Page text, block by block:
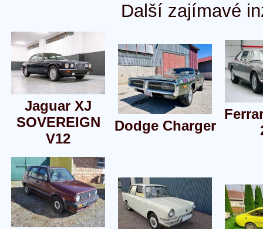
Další zajímavé
Jaguar XJ
SOVEREIGN
V12
Dodge Charger